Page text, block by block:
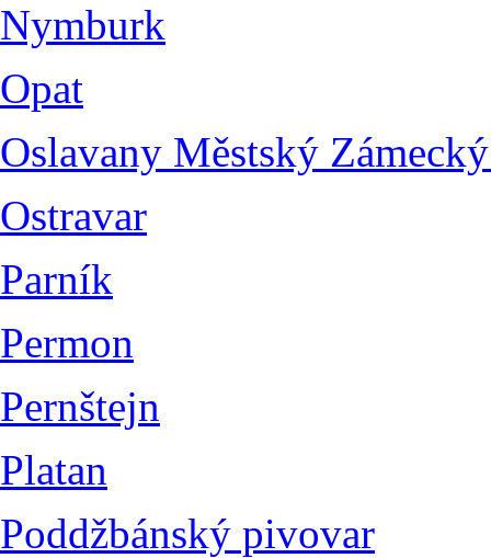
Nymburk
Opat
Oslavany Městský
Ostravar
Parník
Permon
Pernštejn
Platan
Poddžbánský pivovar